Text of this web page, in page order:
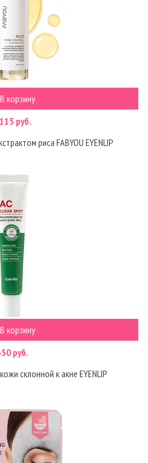
корзину
руб.
риса FABYOU EYENLIP
корзину
руб.
склонной к акне EYENLIP